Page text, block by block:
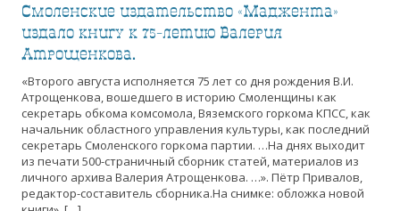
Смоленские издательство «Маджента»
издало книгу к 75-летию Валерия
Атрощенкова.
«Второго августа исполняется 75 лет со дня рождения В.И.
Атрощенкова, вошедшего в историю Смоленщины как
секретарь обкома комсомола, Вяземского горкома КПСС, как
начальник областного управления культуры, как последний
секретарь Смоленского горкома партии. …На днях выходит
из печати 500-страничный сборник статей, материалов из
личного архива Валерия Атрощенкова. …». Пётр Привалов,
редактор-составитель сборника.На снимке: обложка новой